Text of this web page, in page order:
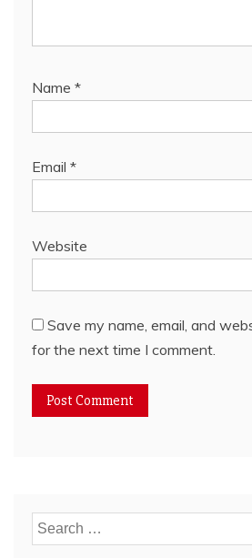
Name *
Email *
Website
Save my name, email, and
for the next time I comment.
Search
for: